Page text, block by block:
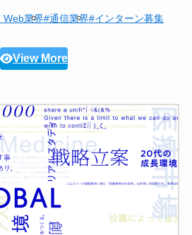
Web業界#通信業界#インターン募集
View More